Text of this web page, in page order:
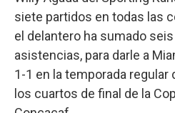
siete partidos en todas las
el delantero ha sumado
asistencias, para darle a
1-1 en la temporada regular
los cuartos de final de la